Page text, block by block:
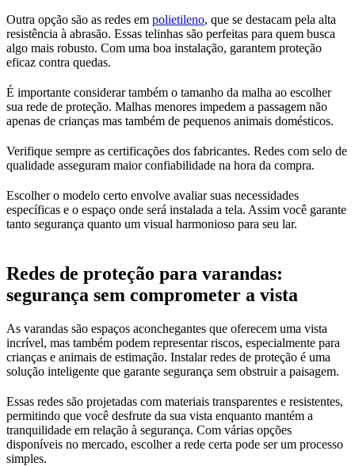
Outra opção são as redes em polietileno, que se destacam pela alta
resistência à abrasão. Essas telinhas são perfeitas para quem busca
algo mais robusto. Com uma boa instalação, garantem proteção
eficaz contra quedas.
É importante considerar também o tamanho da malha ao escolher
sua rede de proteção. Malhas menores impedem a passagem não
apenas de crianças mas também de pequenos animais domésticos.
Verifique sempre as certificações dos fabricantes. Redes com selo de
qualidade asseguram maior confiabilidade na hora da compra.
Escolher o modelo certo envolve avaliar suas necessidades
específicas e o espaço onde será instalada a tela. Assim você garante
tanto segurança quanto um visual harmonioso para seu lar.
Redes de proteção para varandas:
segurança sem comprometer a vista
As varandas são espaços aconchegantes que oferecem uma vista
incrível, mas também podem representar riscos, especialmente para
crianças e animais de estimação. Instalar redes de proteção é uma
solução inteligente que garante segurança sem obstruir a paisagem.
Essas redes são projetadas com materiais transparentes e resistentes,
permitindo que você desfrute da sua vista enquanto mantém a
tranquilidade em relação à segurança. Com várias opções
disponíveis no mercado, escolher a rede certa pode ser um processo
simples.